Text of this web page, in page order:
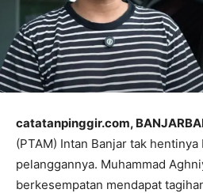
catatanpinggir.com,
(PTAM) Intan Banjar tak
pelanggannya. Muhammad
berkesempatan mendapat